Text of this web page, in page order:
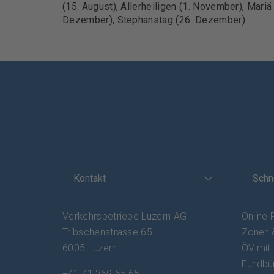
(15. August), Allerheiligen (1. November),
Dezember), Stephanstag (26. Dezember).
Kontakt
Verkehrsbetriebe Luzern AG
Tribschenstrasse 65
6005 Luzern
Online
Zonen
ÖV mit